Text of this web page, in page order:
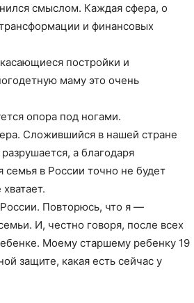
смыслом. Каждая сфера, о
и финансовых
постройки и
маму это очень
опора под ногами.
Сложившийся в нашей стране
а благодаря
семья в России точно не будет
Повторюсь, что я —
И, честно говоря, после всех
Моему старшему ребенку 19
защите, какая есть сейчас у